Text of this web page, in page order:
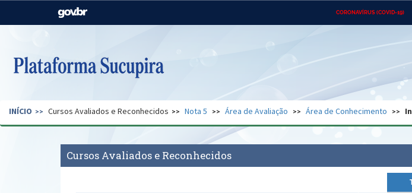
CORONAVÍRUS (COVID-19)
Casa Civil
Pecuária e Abastecimento
Ministério do Desenvolvimento
Regional
Secretaria de Governo Gabinete de Segurança Advocacia-Geral da União
INÍCIO Cursos Avaliados e Reconhecidos Nota 5 Área de Avaliação Área de Conhecimento
Cursos Avaliados e Reconhecidos